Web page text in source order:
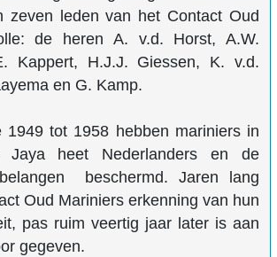
zeven leden van het Contact Oud
de heren A. v.d. Horst, A.W.
Kappert, H.J.J. Giessen, K. v.d.
en G. Kamp.
1949 tot 1958 hebben mariniers in
heet Nederlanders en de
beschermd. Jaren lang
Oud Mariniers erkenning van hun
pas ruim veertig jaar later is aan
gegeven.